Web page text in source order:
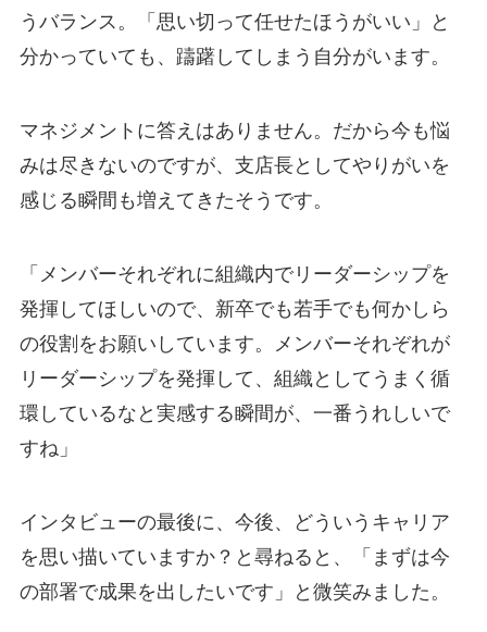
うバランス。「思い切って任せたほうがいい」と
分かっていても、躊躇してしまう自分がいます。
マネジメントに答えはありません。だから今も悩
みは尽きないのですが、支店長としてやりがいを
感じる瞬間も増えてきたそうです。
「メンバーそれぞれに組織内でリーダーシップを
発揮してほしいので、新卒でも若手でも何かしら
の役割をお願いしています。メンバーそれぞれが
リーダーシップを発揮して、組織としてうまく循
環しているなと実感する瞬間が、一番うれしいで
すね」
インタビューの最後に、今後、どういうキャリア
を思い描いていますか？と尋ねると、「まずは今
の部署で成果を出したいです」と微笑みました。